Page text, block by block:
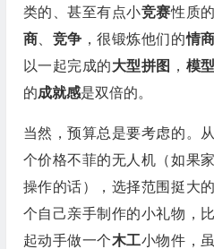
类的、甚至有点小竞赛性质
商
竞争 ，很锻炼他们的情商
以一起完成的大型拼图 ， 模型
的成就感是双倍的。
当然，预算总是要考虑的。
个价格不菲的无人机（如果
操作的话），选择范围挺大
个自己亲手制作的小礼物，
起动手做一个木工小物件，